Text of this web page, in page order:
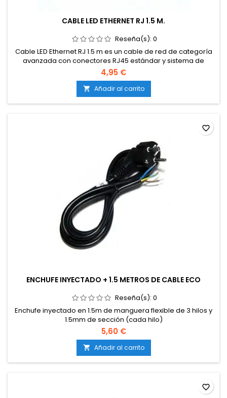
CABLE LED ETHERNET RJ 1.5 M.
Reseña(s): 0
Cable LED Ethernet RJ 1.5 m es un cable de red de categoría
avanzada con conectores RJ45 estándar y sistema de
iluminación LED incorporado en los extremos, diseñado para
ofrecer una conexión de alta velocidad y una visibilidad
mejorada en zonas de difícil acceso o con baja iluminación.
Su longitud de 1,5 metros lo hace perfecto para conexiones
cercanas...
4,95 €
 Añadir al carrito
ENCHUFE INYECTADO + 1.5 METROS DE CABLE ECO
Reseña(s): 0
Enchufe inyectado en 1.5m de manguera flexible de 3 hilos y
1.5mm de sección (cada hilo)
5,60 €
 Añadir al carrito
favorite_border
favorite_border